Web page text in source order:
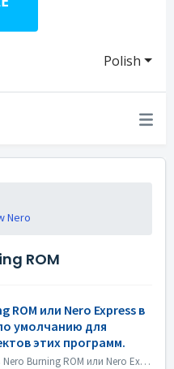
Polish
Nero
ROM
ROM или Nero Express в
умолчанию для
этих программ.
Если вы хотите использовать Nero Burning ROM или Nero Express в качестве приложения по умолчанию для открытия файлов проектов Nero Burning ROM или проектов ...